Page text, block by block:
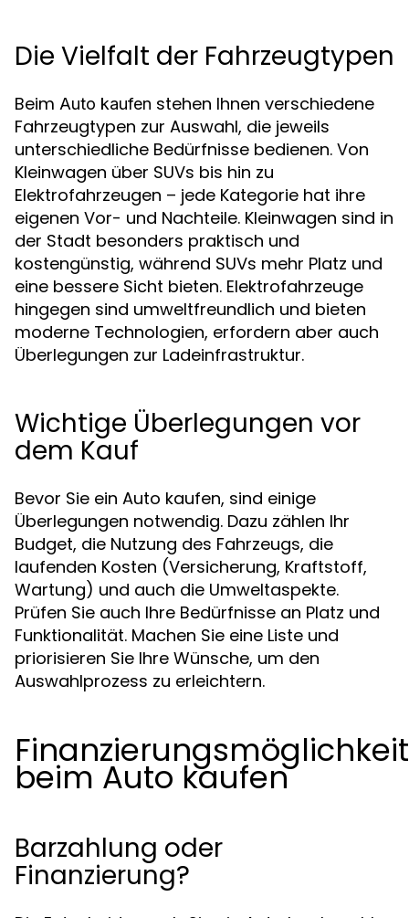
Die Vielfalt der Fahrzeugtypen
Beim Auto kaufen stehen Ihnen verschiedene
Fahrzeugtypen zur Auswahl, die jeweils
unterschiedliche Bedürfnisse bedienen. Von
Kleinwagen über SUVs bis hin zu
Elektrofahrzeugen – jede Kategorie hat ihre
eigenen Vor- und Nachteile. Kleinwagen sind in
der Stadt besonders praktisch und
kostengünstig, während SUVs mehr Platz und
eine bessere Sicht bieten. Elektrofahrzeuge
hingegen sind umweltfreundlich und bieten
moderne Technologien, erfordern aber auch
Überlegungen zur Ladeinfrastruktur.
Wichtige Überlegungen vor
dem Kauf
Bevor Sie ein Auto kaufen, sind einige
Überlegungen notwendig. Dazu zählen Ihr
Budget, die Nutzung des Fahrzeugs, die
laufenden Kosten (Versicherung, Kraftstoff,
Wartung) und auch die Umweltaspekte.
Prüfen Sie auch Ihre Bedürfnisse an Platz und
Funktionalität. Machen Sie eine Liste und
priorisieren Sie Ihre Wünsche, um den
Auswahlprozess zu erleichtern.
beim Auto kaufen
Barzahlung oder
Finanzierung?